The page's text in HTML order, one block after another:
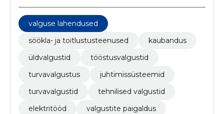
valguse lahendused
söökla- ja toitlustusteenused
kaubandus
üldvalgustid
tööstusvalgustid
turvavalgustus
juhtimissüsteemid
turvavalgustid
tehnilised valgustid
elektritööd
valgustite paigaldus